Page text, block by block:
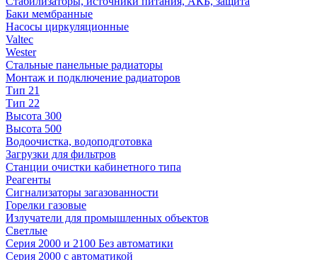
Баки мембранные
Насосы циркуляционные
Valtec
Wester
Стальные панельные радиаторы
Монтаж и подключение радиаторов
Тип 21
Тип 22
Высота 300
Высота 500
Водоочистка, водоподготовка
Загрузки для фильтров
Станции очистки кабинетного типа
Реагенты
Сигнализаторы загазованности
Горелки газовые
Излучатели для промышленных объектов
Светлые
Серия 2000 и 2100 Без автоматики
Серия 2000 с автоматикой